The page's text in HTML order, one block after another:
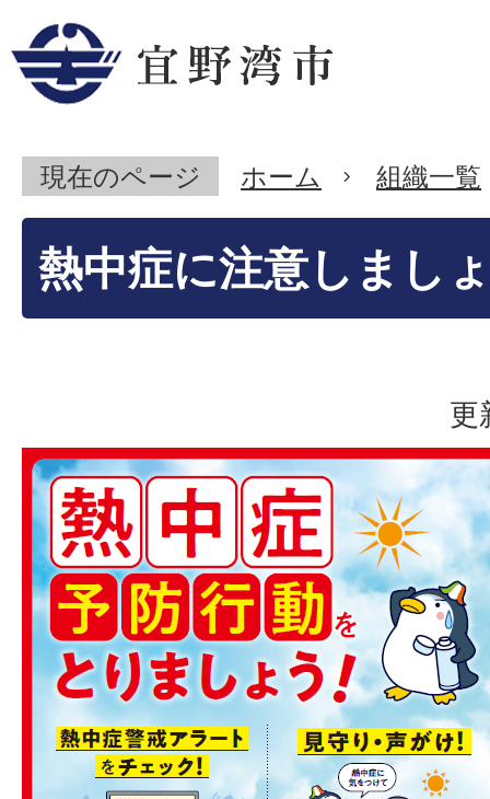
現在のページ ホーム 組織一覧
熱中症に注意しまし
更